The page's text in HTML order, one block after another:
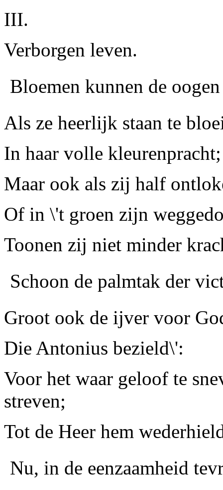
III.
Verborgen leven.
Bloemen kunnen de
Als ze heerlijk staan te
In haar volle kleurenpracht;
Maar ook als zij half
Of in \'t groen zijn
Toonen zij niet minder
Schoon de palmtak der
Groot ook de ijver voor
Die Antonius bezield\':
Voor het waar geloof te
streven;
Tot de Heer hem
Nu, in de eenzaamheid